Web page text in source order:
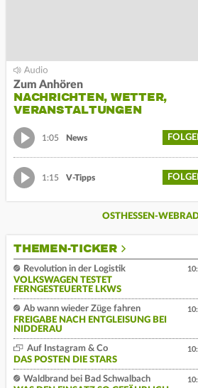
Zum Anhören
NACHRICHTEN, WETTER,
VERANSTALTUNGEN
1:05 News
1:15 V-Tipps
OSTHESSEN-
THEMEN-TICKER
Revolution in der Logistik
VOLKSWAGEN TESTET
FERNGESTEUERTE LKWS
Ab wann wieder Züge fahren
FREIGABE NACH ENTGLEISUNG BEI
NIDDERAU
Auf Instagram & Co
DAS POSTEN DIE STARS
Waldbrand bei Bad Schwalbach